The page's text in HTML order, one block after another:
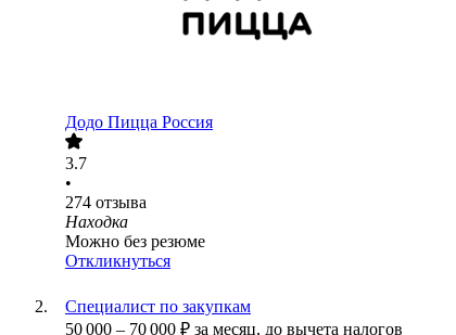
Додо Пицца Россия
3.7
•
274 отзыва
Находка
Можно без резюме
Откликнуться
Специалист по закупкам
50 000 – 70 000 ₽ за месяц, до вычета налогов